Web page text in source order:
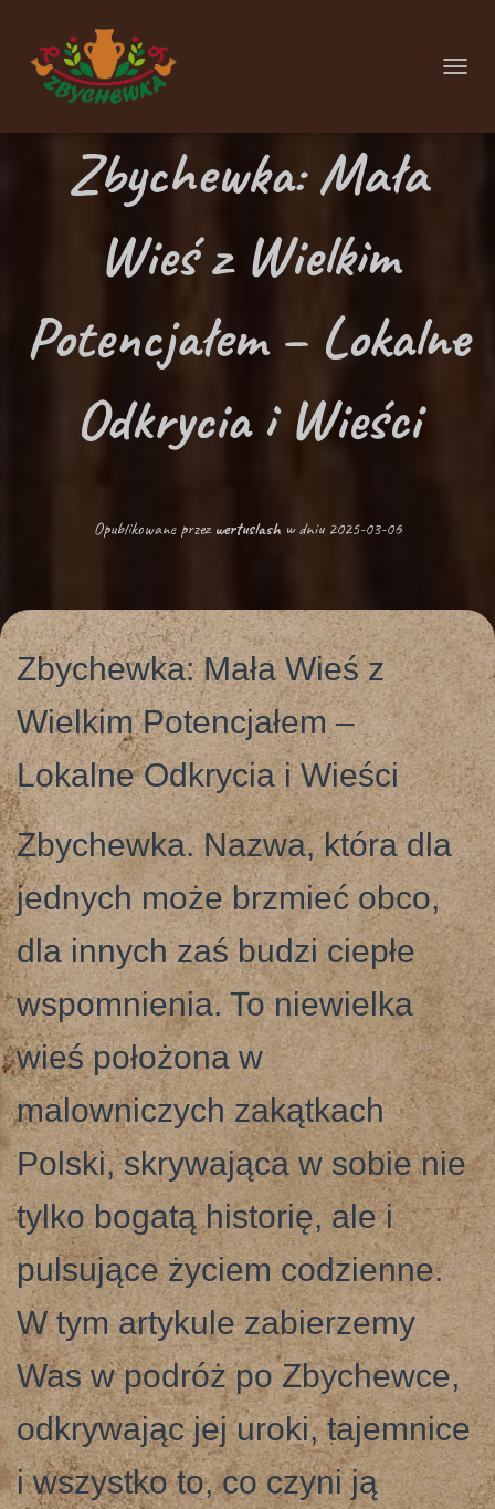
Z
J
Ę
Zbychewka: Mała
Wieś z Wielkim
Potencjałem – Lokalne
Odkrycia i Wieści
Opublikowane przez wertuslash w dniu 2025-03-06
Zbychewka: Mała Wieś z
Wielkim Potencjałem –
Lokalne Odkrycia i Wieści
Zbychewka. Nazwa, która dla
jednych może brzmieć obco,
dla innych zaś budzi ciepłe
wspomnienia. To niewielka
wieś położona w
malowniczych zakątkach
Polski, skrywająca w sobie nie
tylko bogatą historię, ale i
pulsujące życiem codzienne.
W tym artykule zabierzemy
Was w podróż po Zbychewce,
odkrywając jej uroki, tajemnice
i wszystko to, co czyni ją